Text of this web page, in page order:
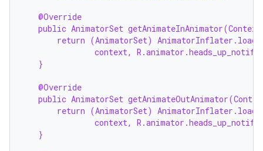
@Override
public AnimatorSet
return (AnimatorSet)
context,
}
@Override
public AnimatorSet
return (AnimatorSet)
context,
}